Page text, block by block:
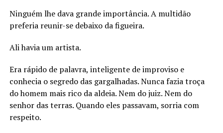
Ninguém lhe dava grande importância. A multidão
preferia reunir-se debaixo da figueira.
Ali havia um artista.
Era rápido de palavra, inteligente de improviso e
conhecia o segredo das gargalhadas. Nunca fazia troça
do homem mais rico da aldeia. Nem do juiz. Nem do
senhor das terras. Quando eles passavam, sorria com
respeito.